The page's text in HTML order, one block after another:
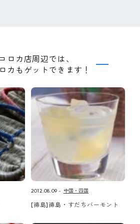
ロカ店周辺では、
カもゲットできます！
2012.08.09 中国・四国
[徳島]徳島・すだちバーモント